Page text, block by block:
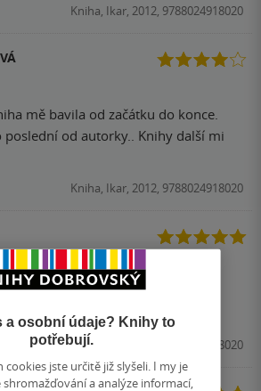
záleží na vás, jak s ním naložíte.
Kniha, Ikar, 2012, 9788024918020
mě bavila od začátku do konce.
poslední od autorky.. Knihy další mi
Kniha, Ikar, 2012, 9788024918020
s nečekaným rozuzlením. Čtivá
zádrhelů.
Kniha, Ikar, 2012, 9788024918020
a osobní údaje? Knihy to
potřebují.
cookies jste určitě již slyšeli. I my je
a analýze informací,